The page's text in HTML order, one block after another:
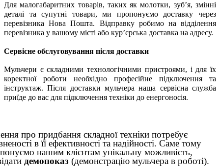
Для малогабаритних товарів, таких як молотки, зуб’я, змінні
деталі та супутні товари, ми пропонуємо доставку через
перевізника Нова Пошта. Відправку робимо на відділення
перевізника у вашому місті або кур’єрська доставка на адресу.
Сервісне обслуговування після доставки
Мульчери є складними технологічними пристроями, і для їх
коректної роботи необхідно професійне підключення та
інструктаж. Після доставки мульчера наша сервісна служба
приїде до вас для підключення техніки до енергоносія.
про придбання складної техніки потребує
в її ефективності та надійності. Саме тому
нашим клієнтам унікальну можливість,
демопоказ (демонстрацію мульчера в роботі).